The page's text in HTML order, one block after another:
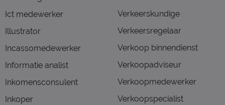
Ict medewerker
Illustrator
Incassomedewerker
Informatie analist
Inkomensconsulent
Inkoper
Verkeerskundige
Verkeersregelaar
Verkoop binnendienst
Verkoopadviseur
Verkoopmedewerker
Verkoopspecialist